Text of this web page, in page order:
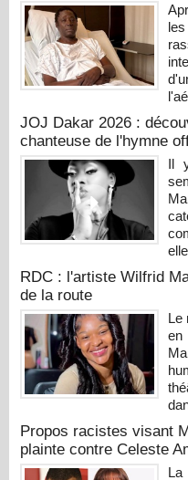
JOJ Dakar 2026 :
chanteuse de l'hymne
Il
RDC : l'artiste Wilfrid
de la route
Le
Propos racistes visant
plainte contre Celeste
La